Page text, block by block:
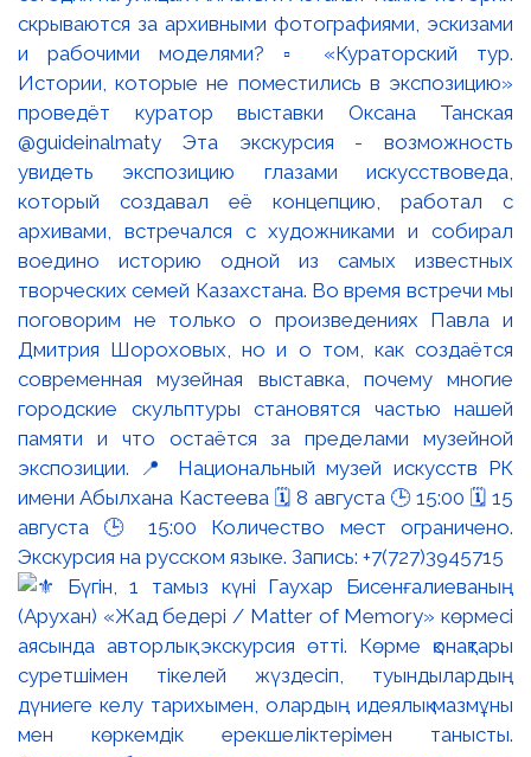
скрываются за архивными фотографиями, эскизами
и рабочими моделями? ▫️ «Кураторский тур.
Истории, которые не поместились в экспозицию»
проведёт куратор выставки Оксана Танская
@guideinalmaty Эта экскурсия - возможность
увидеть экспозицию глазами искусствоведа,
который создавал её концепцию, работал с
архивами, встречался с художниками и собирал
воедино историю одной из самых известных
творческих семей Казахстана. Во время встречи мы
поговорим не только о произведениях Павла и
Дмитрия Шороховых, но и о том, как создаётся
современная музейная выставка, почему многие
городские скульптуры становятся частью нашей
памяти и что остаётся за пределами музейной
экспозиции. 📍 Национальный музей искусств РК
имени Абылхана Кастеева 🗓 8 августа 🕒 15:00 🗓 15
августа 🕒 15:00 Количество мест ограничено.
Экскурсия на русском языке. Запись: +7(727)3945715